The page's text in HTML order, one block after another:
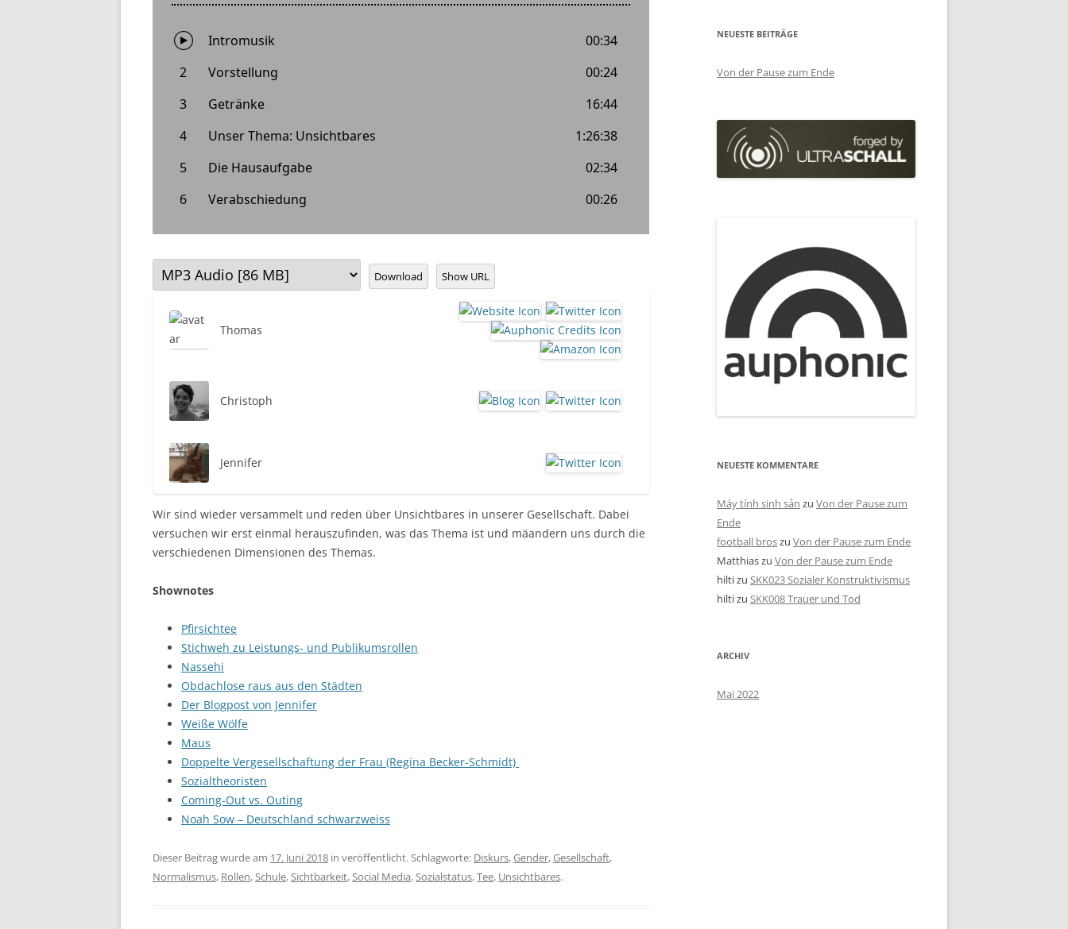
Download Show URL
Thomas
Christoph
Jennifer
Wir sind wieder versammelt und reden über Unsichtbares in unserer Gesellschaft. Dabei
versuchen wir erst einmal herauszufinden, was das Thema ist und mäandern uns durch die
verschiedenen Dimensionen des Themas.
Shownotes
Pfirsichtee
Stichweh zu Leistungs- und Publikumsrollen
Nassehi
Obdachlose raus aus den Städten
Der Blogpost von Jennifer
Weiße Wölfe
Maus
Doppelte Vergesellschaftung der Frau (Regina Becker-Schmidt)
Sozialtheoristen
Coming-Out vs. Outing
Noah Sow – Deutschland schwarzweiss
Dieser Beitrag wurde am 17. Juni 2018 in veröffentlicht. Schlagworte: Diskurs,Gender,Gesellschaft,
Normalismus, Rollen,Schule,Sichtbarkeit,Social Media,Sozialstatus,Tee, Unsichtbares.
NEUESTE BEITRÄGE
Von der Pause zum Ende
NEUESTE KOMMENTARE
Máy tính sinh sản zu Von der Pause zum
Ende
football broszu Von der Pause zum Ende
Matthiaszu Von der Pause zum Ende
hiltizu SKK023 Sozialer Konstruktivismus
hiltizu SKK008 Trauer und Tod
ARCHIV
Mai 2022